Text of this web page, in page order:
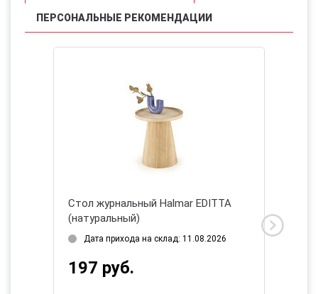
ПЕРСОНАЛЬНЫЕ РЕКОМЕНДАЦИИ
Стол журнальный Halmar EDITTA
(натуральный)
Дата прихода на склад: 11.08.2026
197 руб.
(орех)